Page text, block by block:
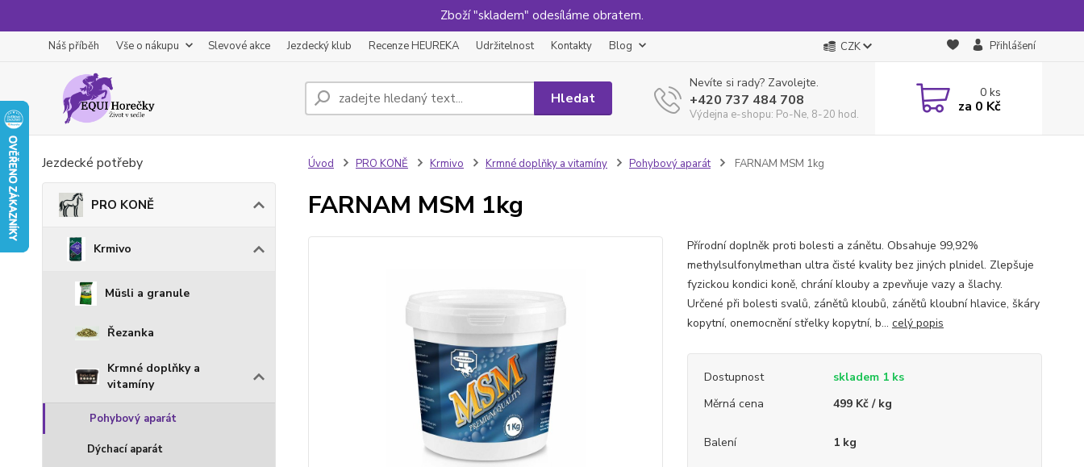
Zboží "skladem" odesíláme obratem.
Náš příběh Vše o nákupu Slevové akce Jezdecký klub Recenze HEUREKA Udržitelnost Kontakty Blog CZK Přihlášení
Hledat
Nevíte si rady? Zavolejte.
+420 737 484 708
Výdejna e-shopu: Po-Ne, 8-20 hod.
0ks
za 0 Kč
Jezdecké potřeby
PRO KONĚ
Krmivo
Müsli a granule
Řezanka
Krmné doplňky a
vitamíny
Pohybový aparát
Dýchací aparát
Úvod PRO KONĚ Krmivo Krmné doplňky a vitamíny Pohybový aparát FARNAM MSM 1kg
FARNAM MSM 1kg
Přírodní doplněk proti bolesti a zánětu. Obsahuje 99,92%
methylsulfonylmethan ultra čisté kvality bez jiných plnidel. Zlepšuje
fyzickou kondici koně, chrání klouby a zpevňuje vazy a šlachy.
Určené při bolesti svalů, zánětů kloubů, zánětů kloubní hlavice, škáry
kopytní, onemocnění střelky kopytní, b... celý popis
Dostupnost
skladem 1 ks
Měrná cena
499 Kč / kg
Balení 1 kg